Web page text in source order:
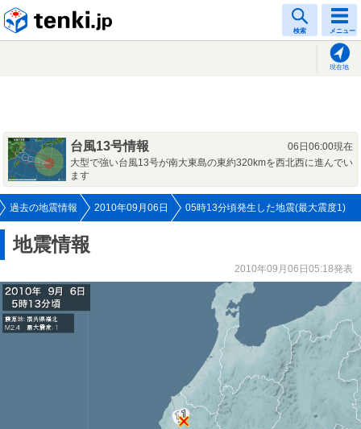
検索 メニュー
現在地
台風13号情報
06日06:00現在
大型で強い台風13号が南大東島の東約320kmを西北西に進んでい
ます
過去の地震情報 2010年09月06日 05時13分頃発生した地震(最大震度1)
地震情報
2010年09月06日05:18発表